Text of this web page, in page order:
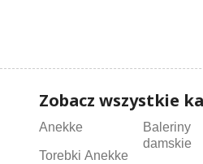
Zobacz wszystkie
Anekke
Torebki Anekke
Baleriny
damskie